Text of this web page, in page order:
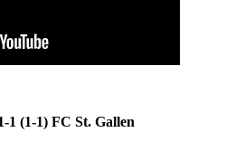
1 (1-1) FC St. Gallen